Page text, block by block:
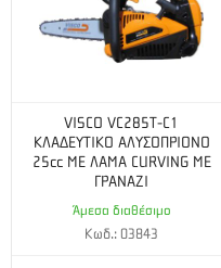
VISCO VC285T-C1
ΚΛΑΔΕΥΤΙΚΟ ΑΛΥΣΟΠΡΙΟΝΟ
25cc ΜΕ ΛΑΜΑ CURVING ΜΕ
ΓΡΑΝΑΖΙ
Άμεσα διαθέσιμο
Κωδ.: 03843